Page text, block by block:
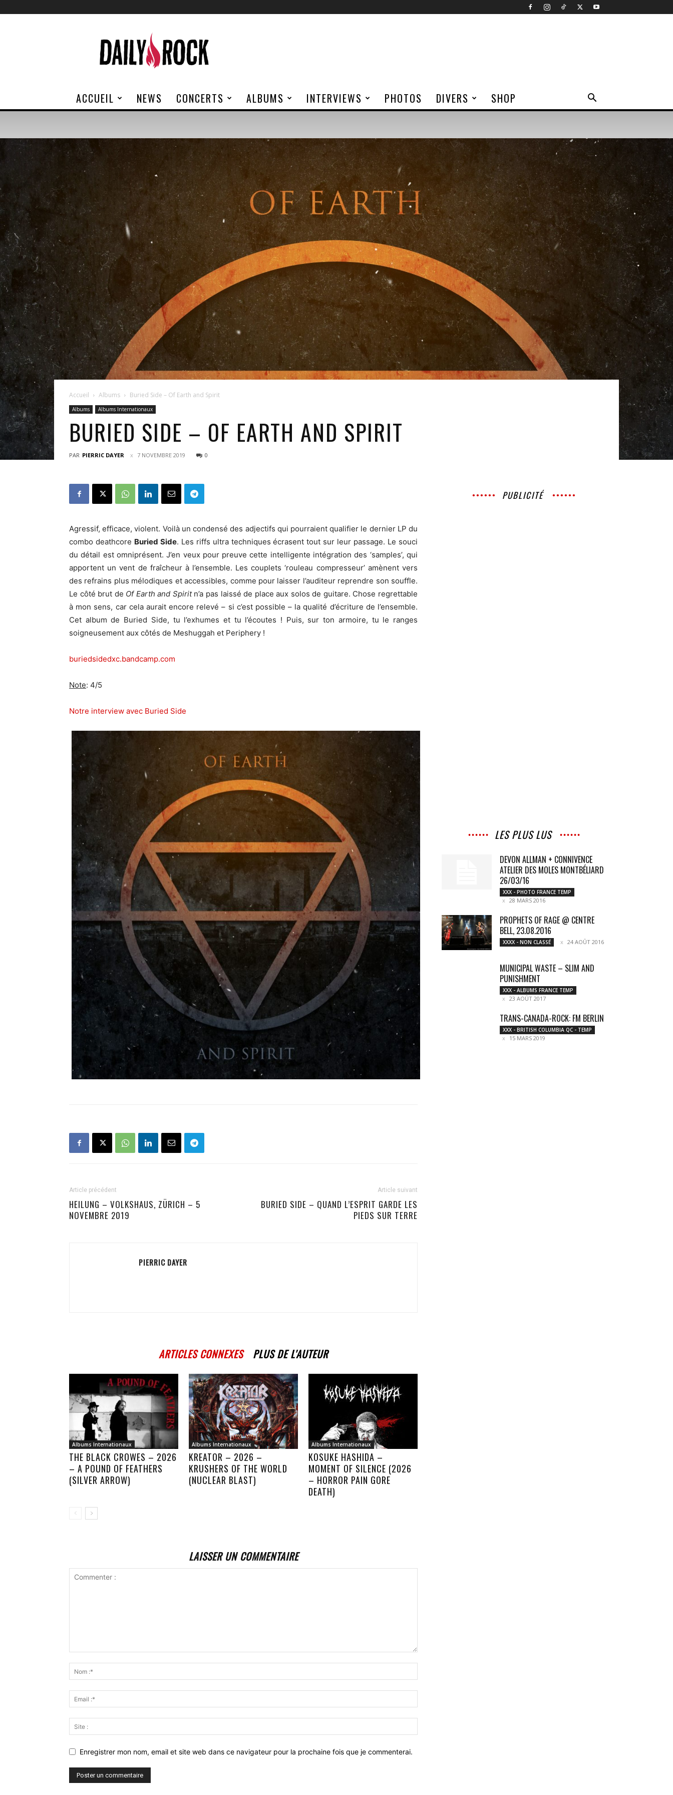
Rock
ACCUEIL NEWS CONCERTS ALBUMS INTERVIEWS PHOTOS DIVERS SHOP
Accueil Albums Buried Side – Of Earth and Spirit
Albums Albums Internationaux
BURIED SIDE – OF EARTH AND SPIRIT
PAR PIERRIC DAYER 7 NOVEMBRE 2019 0
Agressif, efficace, violent. Voilà un condensé des adjectifs qui pourraient qualifier le dernier LP du
combo deathcore Buried Side. Les riffs ultra techniques écrasent tout sur leur passage. Le souci
du détail est omniprésent. J’en veux pour preuve cette intelligente intégration des ‘samples’, qui
apportent un vent de fraîcheur à l’ensemble. Les couplets ‘rouleau compresseur’ amènent vers
des refrains plus mélodiques et accessibles, comme pour laisser l’auditeur reprendre son souffle.
Le côté brut de Of Earth and Spiritn’a pas laissé de place aux solos de guitare. Chose regrettable
à mon sens, car cela aurait encore relevé – si c’est possible – la qualité d’écriture de l’ensemble.
Cet album de Buried Side, tu l’exhumes et tu l’écoutes ! Puis, sur ton armoire, tu le ranges
soigneusement aux côtés de Meshuggah et Periphery !
buriedsidedxc.bandcamp.com
Note: 4/5
Notre interview avec Buried Side
Article précédent
HEILUNG – VOLKSHAUS, ZÜRICH – 5
NOVEMBRE 2019
Article suivant
BURIED SIDE – QUAND L’ESPRIT GARDE LES
PIEDS SUR TERRE
PIERRIC DAYER
ARTICLES CONNEXES PLUS DE L'AUTEUR
Albums Internationaux
THE BLACK CROWES – 2026
– A POUND OF FEATHERS
(SILVER ARROW)
Albums Internationaux
KREATOR – 2026 –
KRUSHERS OF THE WORLD
(NUCLEAR BLAST)
Albums Internationaux
KOSUKE HASHIDA –
MOMENT OF SILENCE (2026
– HORROR PAIN GORE
DEATH)
LAISSER UN COMMENTAIRE
Enregistrer mon nom, email et site web dans ce navigateur pour la prochaine fois que je commenterai.
PUBLICITÉ
LES PLUS LUS
DEVON ALLMAN + CONNIVENCE
ATELIER DES MOLES MONTBÉLIARD
26/03/16
XXX - PHOTO FRANCE TEMP
28 MARS 2016
PROPHETS OF RAGE @ CENTRE
BELL, 23.08.2016
XXXX - NON CLASSÉ 24 AOÛT 2016
MUNICIPAL WASTE – SLIM AND
PUNISHMENT
XXX - ALBUMS FRANCE TEMP
23 AOÛT 2017
TRANS-CANADA-ROCK: FM BERLIN
XXX - BRITISH COLUMBIA QC - TEMP
15 MARS 2019